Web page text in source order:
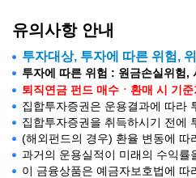
유의사항 안내
투자대상, 투자에 따른 위험,
투자에 따른 위험 : 원금손실위험,
퇴직연금 펀드 매수ㆍ환매 시 기
집합투자증권은 운용결과에 따라
집합투자증권을 취득하시기 전에
(해외펀드의 경우) 환율 변동에 따
과거의 운용실적이 미래의 수익률
이 금융상품은 예금자보호법에 따